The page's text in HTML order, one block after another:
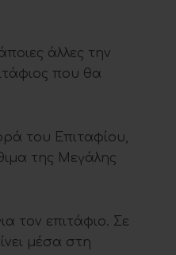
άλλες την
που θα
του Επιταφίου,
της Μεγάλης
τον επιτάφιο. Σε
μέσα στη